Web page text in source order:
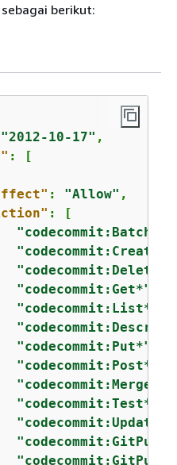
berikut:
"2012-10-17" ,
: [
: "Allow" ,
: [
"codecommit:Create*"
"codecommit:Get*"
"codecommit:List*"
"codecommit:Put*"
"codecommit:Post*"
"codecommit:Merge*"
"codecommit:Test*"
"codecommit:Update*"
"codecommit:GitPull"
"codecommit:GitPush"